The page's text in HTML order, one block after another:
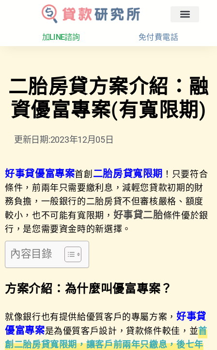
加LINE諮詢 免付費電話
二胎房貸方案介紹：融
資優富專案(有寬限期)
更新日期:2023年12月05日
好事貸優富專案首創 二胎房貸寬限期 ！只要符合
條件，前兩年只需要繳利息，減輕您貸款初期的財
務負擔，一般銀行的二胎房貸不但審核嚴格、額度
較小，也不可能有寬限期， 好事貸二胎條件優於銀
行，是您需要資金時的新選擇。
內容目錄
方案介紹：為什麼叫優富專案？
就像銀行也有提供給優質客戶的專屬方案， 好事貸
優富專案是為優質客戶設計，貸款條件較佳，並首
創二胎房貸寬限期，讓客戶前兩年只繳息，後七年